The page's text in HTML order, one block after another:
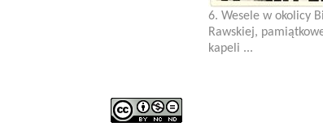
6. Wesele w okolicy
Rawskiej,
kapeli ...